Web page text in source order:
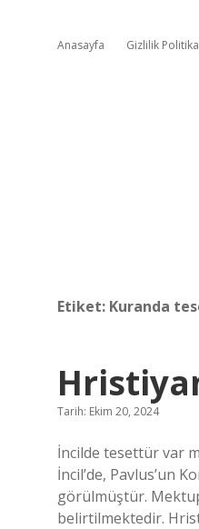
Anasayfa Gizlilik
Etiket: Kuranda
Tarih: Ekim 20, 2024
İncilde tesettür var
İncil’de, Pavlus’un
görülmüştür.
belirtilmektedir.